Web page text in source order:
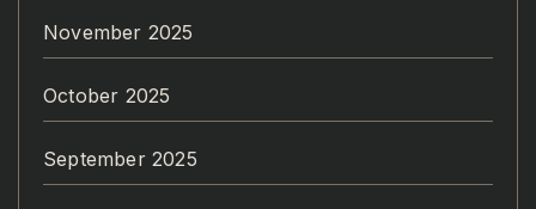
November 2025
October 2025
September 2025